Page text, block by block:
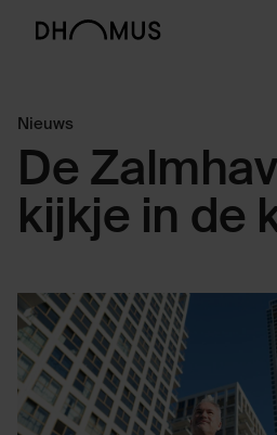
Nieuws
De
kijkje in de